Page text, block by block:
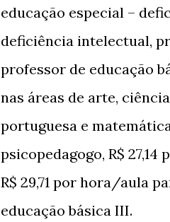
educação especial –
deficiência intelectual,
professor de educação
nas áreas de arte,
portuguesa e
psicopedagogo, R$
R$ 29,71 por hora/aula
educação básica III.